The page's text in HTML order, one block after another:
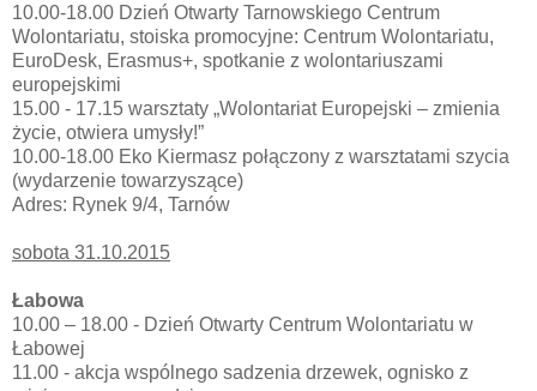
10.00-18.00 Dzień Otwarty Tarnowskiego Centrum
Wolontariatu, stoiska promocyjne: Centrum Wolontariatu,
EuroDesk, Erasmus+, spotkanie z wolontariuszami
europejskimi
15.00 - 17.15 warsztaty „Wolontariat Europejski – zmienia
życie, otwiera umysły!”
10.00-18.00 Eko Kiermasz połączony z warsztatami szycia
(wydarzenie towarzyszące)
Adres: Rynek 9/4, Tarnów
sobota 31.10.2015
Łabowa
10.00 – 18.00 - Dzień Otwarty Centrum Wolontariatu w
Łabowej
11.00 - akcja wspólnego sadzenia drzewek, ognisko z